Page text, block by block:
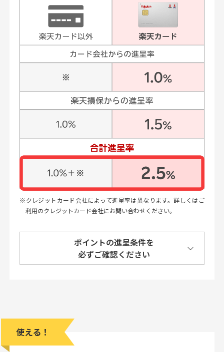
クレジットカード会社によって進呈率は異なります。詳しくはご
利用のクレジットカード会社にお問い合わせください。
ポイントの進呈条件を
必ずご確認ください
使える！